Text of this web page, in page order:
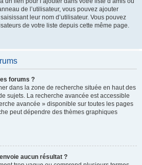
de l’utilisateur, vous pouvez ajouter
leur nom d’utilisateur. Vous pouvez
de votre liste depuis cette même page.
forums ?
dans la zone de recherche située en haut des
sujets. La recherche avancée est accessible
avancée » disponible sur toutes les pages
peut dépendre des thèmes graphiques
aucun résultat ?